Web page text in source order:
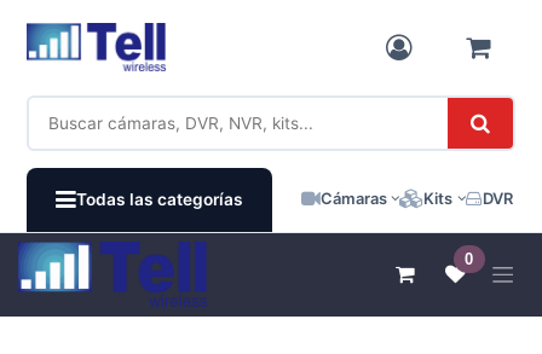
Todas las categorías Cámaras Kits DVR /
0